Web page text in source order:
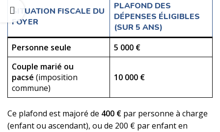
SITUATION FISCALE DU
FOYER
PLAFOND DES
DÉPENSES ÉLIGIBLES
(SUR 5 ANS)
Personne seule
5 000 €
Couple marié ou
pacsé (imposition
commune)
10 000 €
Ce plafond est majoré de 400 € par personne à charge
(enfant ou ascendant), ou de 200 € par enfant en